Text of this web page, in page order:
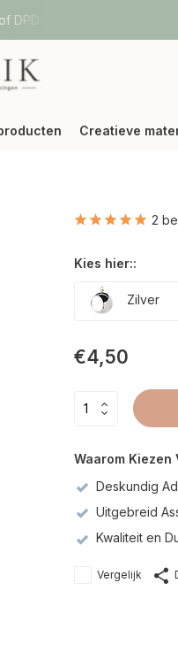
wij jouw verzending
Creatieve
2
Kies hier::
Zilver
€4,50
Waarom Kiezen
Deskundig
Uitgebreid
Kwaliteit en
Vergelijk